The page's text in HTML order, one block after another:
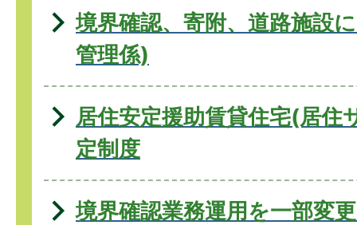
境界確認、寄附、道路施設
管理係)
居住安定援助賃貸住宅(居住
定制度
境界確認業務運用を一部変